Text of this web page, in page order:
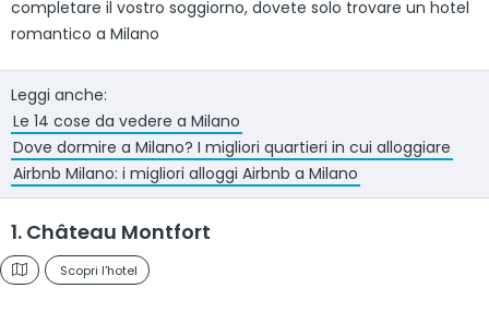
completare il vostro soggiorno, dovete solo trovare un hotel
romantico a Milano
Leggi anche:
Le 14 cose da vedere a Milano
Dove dormire a Milano? I migliori quartieri in cui alloggiare
Airbnb Milano: i migliori alloggi Airbnb a Milano
1. Château Montfort
Scopri l'hotel